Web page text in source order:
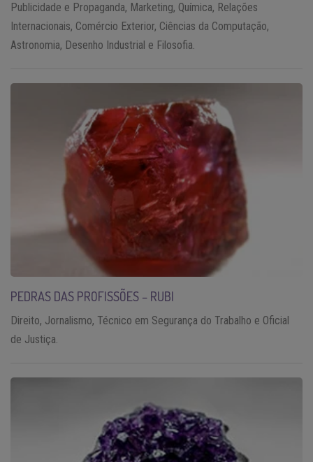
Publicidade e Propaganda, Marketing, Química, Relações
Internacionais, Comércio Exterior, Ciências da Computação,
Astronomia, Desenho Industrial e Filosofia.
PEDRAS DAS PROFISSÕES – RUBI
Direito, Jornalismo, Técnico em Segurança do Trabalho e Oficial
de Justiça.